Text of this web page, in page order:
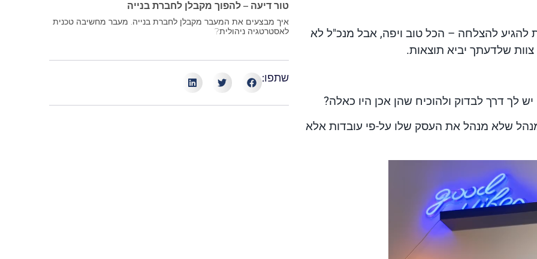
להגיע להצלחה – הכל טוב ויפה, אבל מנכ"ל לא
שלדעתך יביא תוצאות.
לך דרך לבדוק ולהוכיח שהן אכן היו כאלה?
שלא מנהל את העסק שלו על-פי עובדות אלא
טור דיעה – להפוך מקבלן לחברת בנייה
איך מבצעים את המעבר מקבלן לחברת בנייה. מעבר מחשיבה טכנית
לאסטרטגיה ניהולית?
שתפו: